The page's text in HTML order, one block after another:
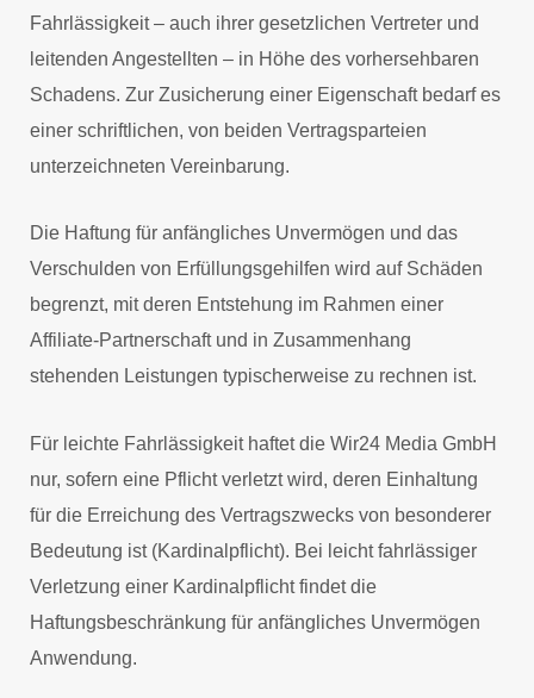
Fahrlässigkeit – auch ihrer gesetzlichen Vertreter und
leitenden Angestellten – in Höhe des vorhersehbaren
Schadens. Zur Zusicherung einer Eigenschaft bedarf es
einer schriftlichen, von beiden Vertragsparteien
unterzeichneten Vereinbarung.
Die Haftung für anfängliches Unvermögen und das
Verschulden von Erfüllungsgehilfen wird auf Schäden
begrenzt, mit deren Entstehung im Rahmen einer
Affiliate-Partnerschaft und in Zusammenhang
stehenden Leistungen typischerweise zu rechnen ist.
Für leichte Fahrlässigkeit haftet die Wir24 Media GmbH
nur, sofern eine Pflicht verletzt wird, deren Einhaltung
für die Erreichung des Vertragszwecks von besonderer
Bedeutung ist (Kardinalpflicht). Bei leicht fahrlässiger
Verletzung einer Kardinalpflicht findet die
Haftungsbeschränkung für anfängliches Unvermögen
Anwendung.